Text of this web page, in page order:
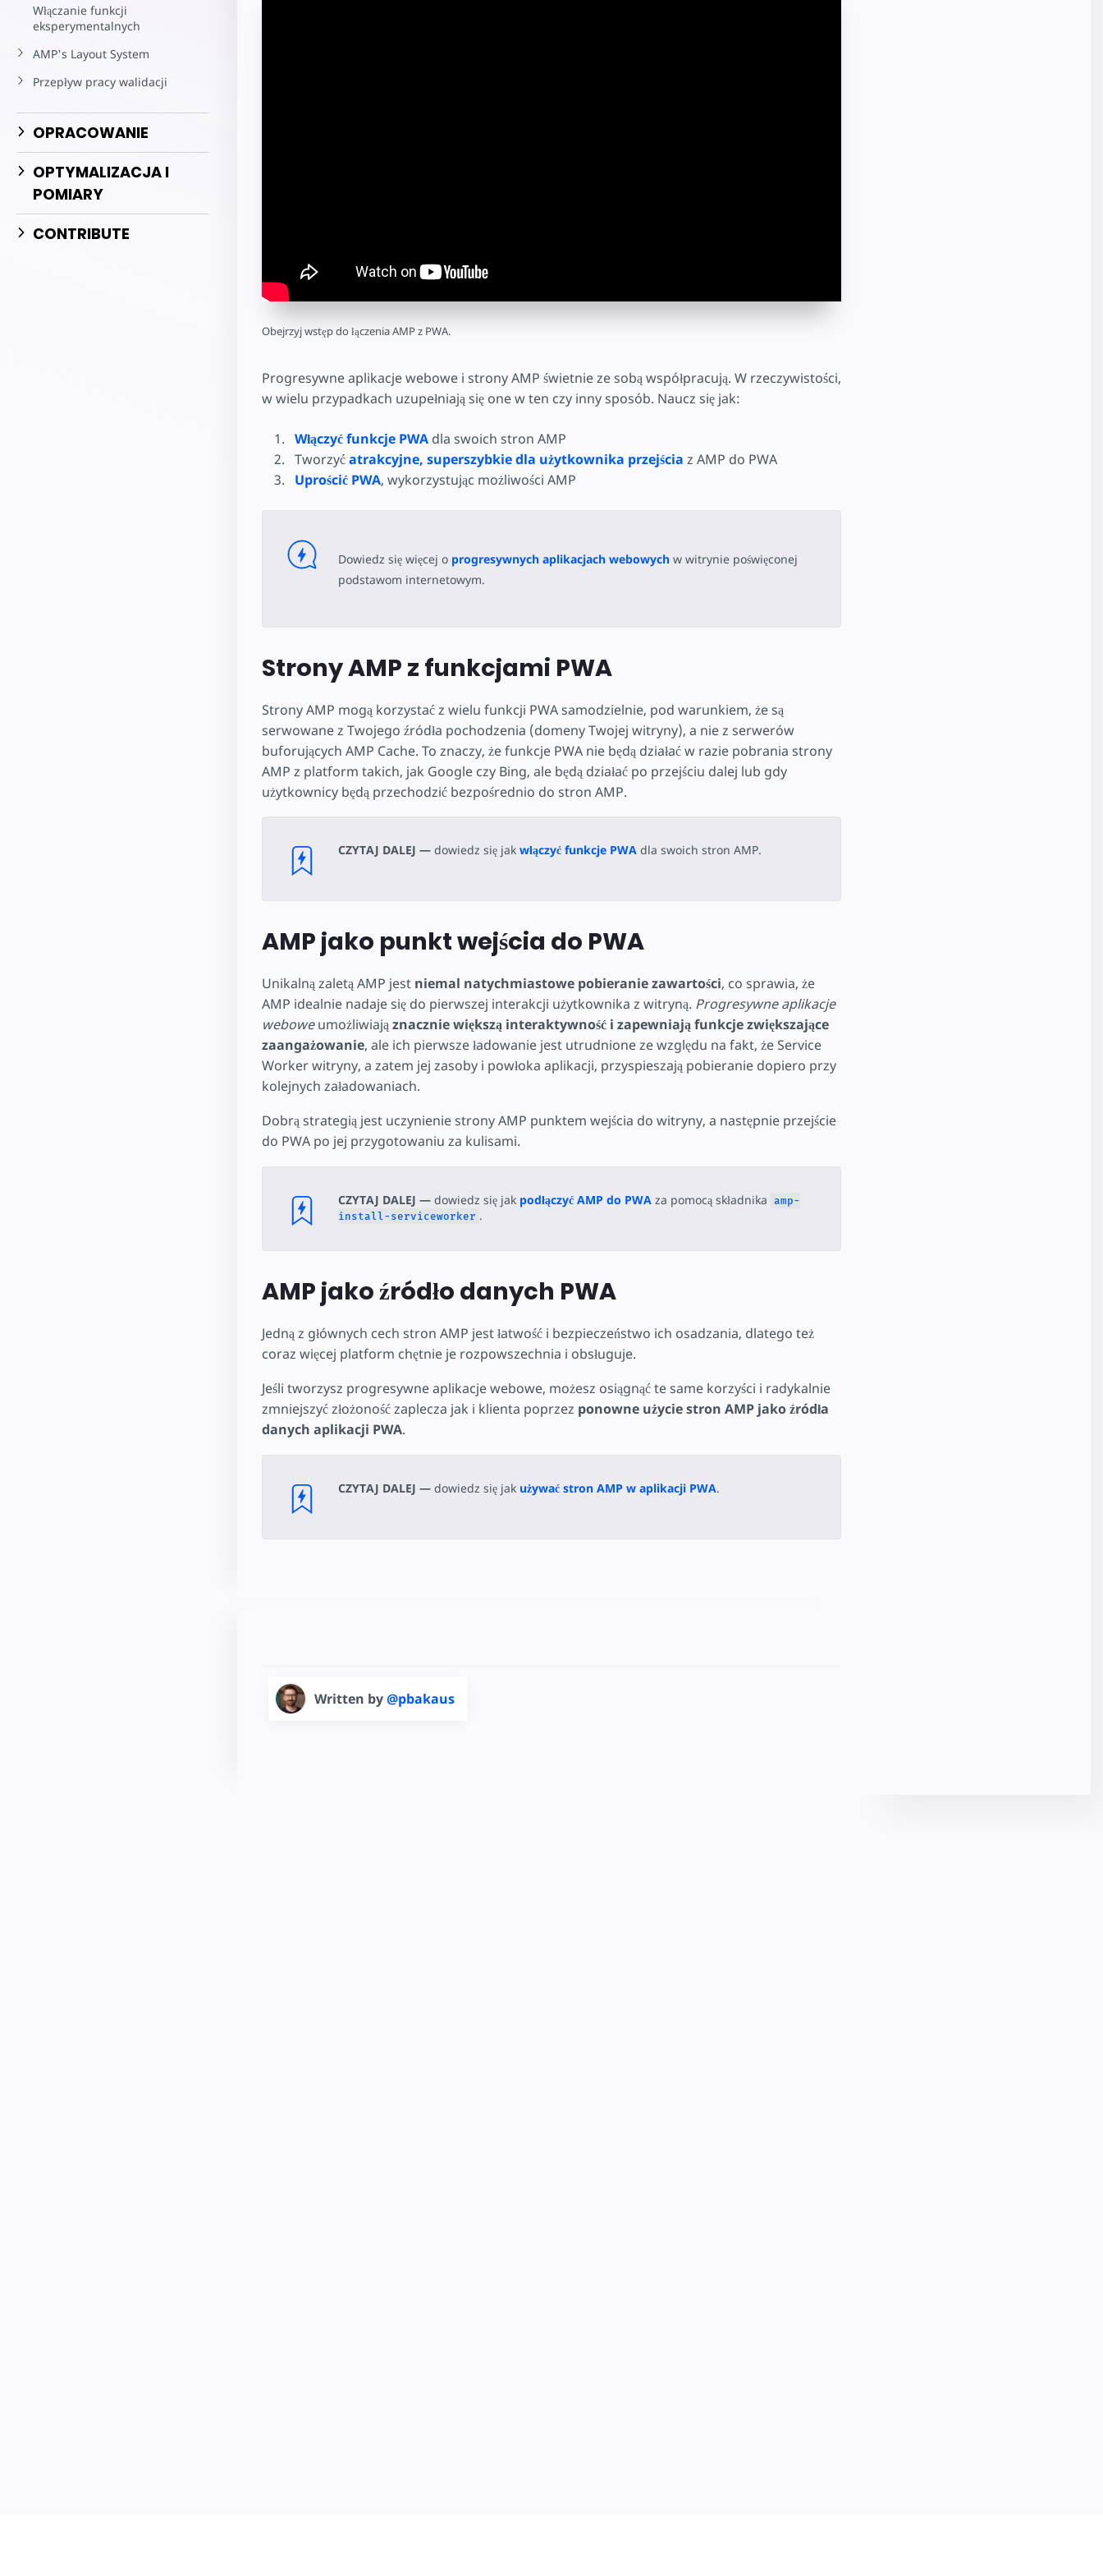
Włączanie funkcji
eksperymentalnych
AMP's Layout System
Przepływ pracy walidacji
OPRACOWANIE
OPTYMALIZACJA I
POMIARY
CONTRIBUTE
Obejrzyj wstęp do łączenia AMP z PWA.
Progresywne aplikacje webowe i strony AMP świetnie ze sobą współpracują. W rzeczywistości,
w wielu przypadkach uzupełniają się one w ten czy inny sposób. Naucz się jak:
Włączyć funkcje PWAdla swoich stron AMP
Tworzyćatrakcyjne, superszybkie dla użytkownika przejścia z AMP do PWA
Uprościć PWA, wykorzystując możliwości AMP
Dowiedz się więcej o progresywnych aplikacjach webowychw witrynie poświęconej
podstawom internetowym.
Strony AMP z funkcjami PWA
Strony AMP mogą korzystać z wielu funkcji PWA samodzielnie, pod warunkiem, że są
serwowane z Twojego źródła pochodzenia (domeny Twojej witryny), a nie z serwerów
buforujących AMP Cache. To znaczy, że funkcje PWA nie będą działać w razie pobrania strony
AMP z platform takich, jak Google czy Bing, ale będą działać po przejściu dalej lub gdy
użytkownicy będą przechodzić bezpośrednio do stron AMP.
CZYTAJ DALEJ —dowiedz się jak włączyć funkcje PWAdla swoich stron AMP.
AMP jako punkt wejścia do PWA
Unikalną zaletą AMP jest niemal natychmiastowe pobieranie zawartości, co sprawia, że
AMP idealnie nadaje się do pierwszej interakcji użytkownika z witryną. Progresywne aplikacje
weboweumożliwiająznacznie większą interaktywność i zapewniają funkcje zwiększające
zaangażowanie, ale ich pierwsze ładowanie jest utrudnione ze względu na fakt, że Service
Worker witryny, a zatem jej zasoby i powłoka aplikacji, przyspieszają pobieranie dopiero przy
kolejnych załadowaniach.
Dobrą strategią jest uczynienie strony AMP punktem wejścia do witryny, a następnie przejście
do PWA po jej przygotowaniu za kulisami.
CZYTAJ DALEJ —dowiedz się jak podłączyć AMP do PWAza pomocą składnika amp-
install-serviceworker .
AMP jako źródło danych PWA
Jedną z głównych cech stron AMP jest łatwość i bezpieczeństwo ich osadzania, dlatego też
coraz więcej platform chętnie je rozpowszechnia i obsługuje.
Jeśli tworzysz progresywne aplikacje webowe, możesz osiągnąć te same korzyści i radykalnie
zmniejszyć złożoność zaplecza jak i klienta poprzez ponowne użycie stron AMP jako źródła
danych aplikacji PWA.
CZYTAJ DALEJ —dowiedz się jak używać stron AMP w aplikacji PWA.
Written by@pbakaus